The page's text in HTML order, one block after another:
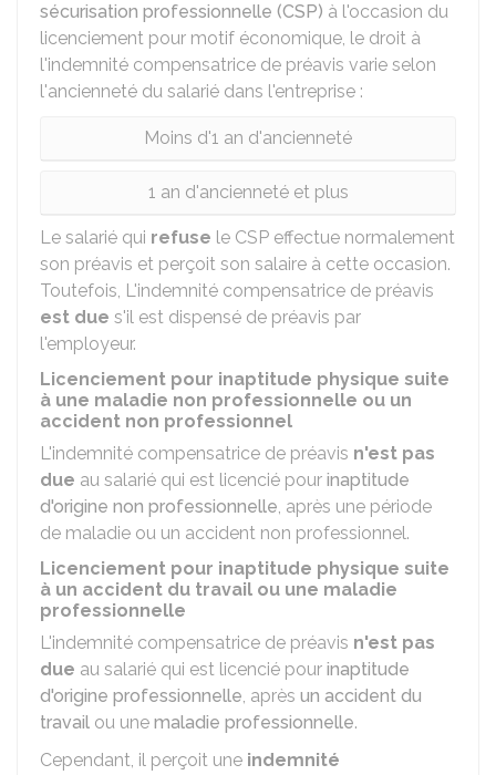
sécurisation professionnelle (CSP) à l'occasion du
licenciement pour motif économique, le droit à
l'indemnité compensatrice de préavis varie selon
l'ancienneté du salarié dans l'entreprise :
Moins d'1 an d'ancienneté
1 an d'ancienneté et plus
Le salarié qui refuse le CSP effectue normalement
son préavis et perçoit son salaire à cette occasion.
Toutefois, L'indemnité compensatrice de préavis
est due s'il est dispensé de préavis par
l'employeur.
Licenciement pour inaptitude physique suite
à une maladie non professionnelle ou un
accident non professionnel
L'indemnité compensatrice de préavis n'est pas
due au salarié qui est licencié pour inaptitude
d'origine non professionnelle, après une période
de maladie ou un accident non professionnel.
Licenciement pour inaptitude physique suite
à un accident du travail ou une maladie
professionnelle
L'indemnité compensatrice de préavis n'est pas
due au salarié qui est licencié pour inaptitude
d'origine professionnelle, après un accident du
travail ou une maladie professionnelle.
Cependant, il perçoit une indemnité